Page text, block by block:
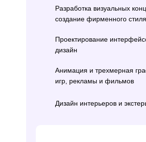
Разработка визуальных
создание фирменного стиля
Проектирование
дизайн
Анимация и трехмерная
игр, рекламы и фильмов
Дизайн интерьеров и